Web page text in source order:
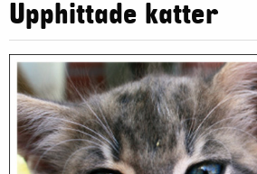
Upphittade katter